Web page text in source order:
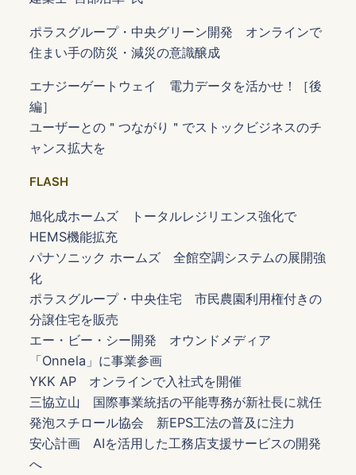
ポラスグループ・中央グリーン開発 オンラインで
住まい手の防災・減災の意識醸成
エナジーゲートウェイ 電力データを活かせ！［後
編］
ユーザーとの＂つながり＂でストックビジネスのチ
ャンス拡大を
FLASH
旭化成ホームズ トータルレジリエンス強化で
HEMS機能拡充
パナソニック ホームズ 全館空調システムの展開強
化
ポラスグループ・中央住宅 市民農園利用権付きの
分譲住宅を販売
エー・ビー・シー開発 オウンドメディア
「Onnela」に事業参画
YKK AP オンラインで入社式を開催
三協立山 国際事業統括の平能専務が新社長に就任
発泡スチロール協会 新EPS工法の普及に注力
安心計画 AIを活用した工務店支援サービスの開発
へ